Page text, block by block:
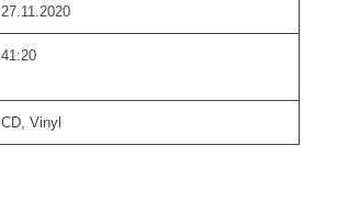
27.11.2020
41:20
CD, Vinyl